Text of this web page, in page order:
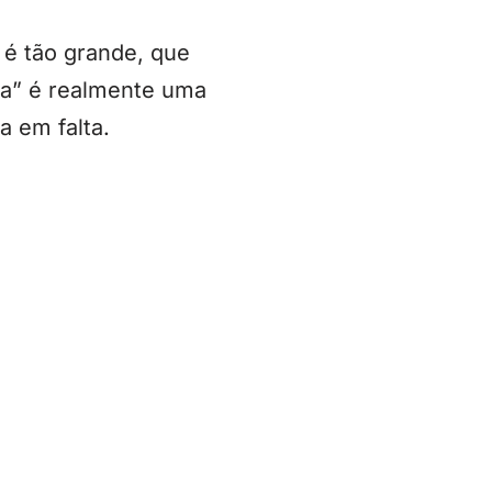
tão grande, que
é realmente uma
em falta.